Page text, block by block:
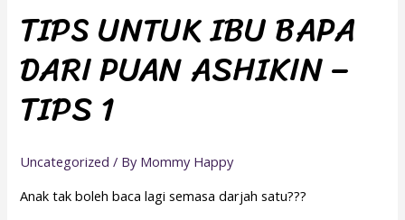
TIPS UNTUK IBU BAPA
DARI PUAN ASHIKIN –
TIPS 1
Uncategorized / By Mommy Happy
Anak tak boleh baca lagi semasa darjah satu???
IBU
DARI
PUAN
ASHIKIN
TIPS
1